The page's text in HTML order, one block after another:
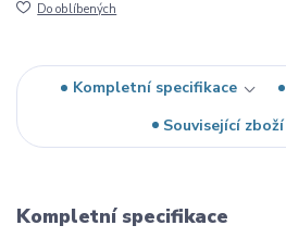
Do oblíbených
Kompletní specifikace
Související zboží
Kompletní specifikace